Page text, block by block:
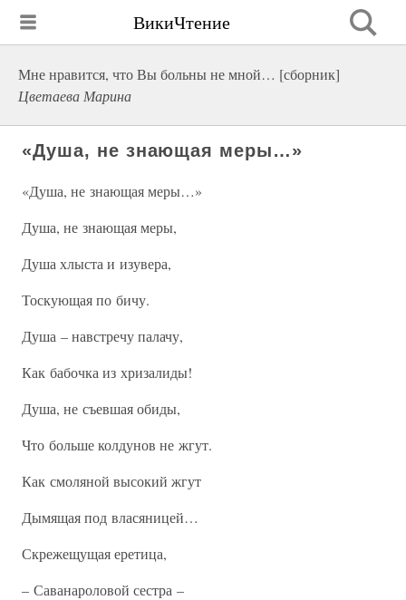
ВикиЧтение
Мне нравится, что Вы больны не мной… [сборник]
Цветаева Марина
«Душа, не знающая меры…»
«Душа, не знающая меры…»
Душа, не знающая меры,
Душа хлыста и изувера,
Тоскующая по бичу.
Душа – навстречу палачу,
Как бабочка из хризалиды!
Душа, не съевшая обиды,
Что больше колдунов не жгут.
Как смоляной высокий жгут
Дымящая под власяницей…
Скрежещущая еретица,
– Саванароловой сестра –